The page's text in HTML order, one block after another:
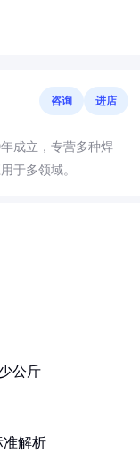
咨询 进店
成立，专营多种焊
于多领域。
公斤
准解析